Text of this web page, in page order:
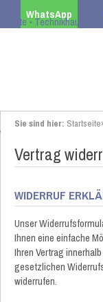
WhatsApp
Sie sind hier: Startseite
Vertrag
WIDERRUF
Unser
Ihnen eine einfache
Ihren Vertrag
gesetzlichen
widerrufen.